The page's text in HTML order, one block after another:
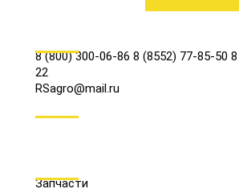
8 (800) 300-06-86 8 (8552) 77-85-50
22
RSagro@mail.ru
Запчасти